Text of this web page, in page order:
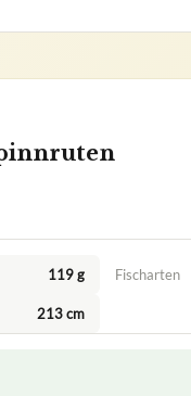
119 g Fischarten
213 cm